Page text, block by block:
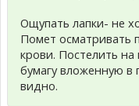
Ощупать лапки- не
Помет осматривать
крови. Постелить на
бумагу вложенную в
видно.